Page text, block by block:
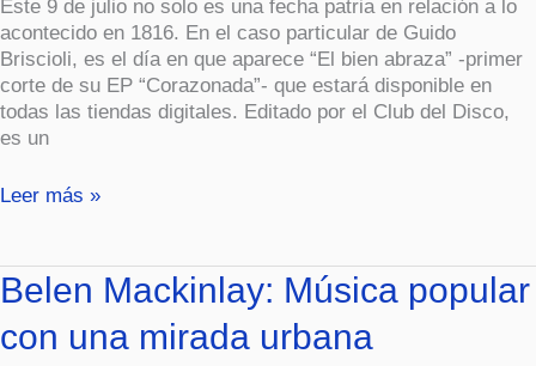
Este 9 de julio no solo es una fecha patria en relación a lo
acontecido en 1816. En el caso particular de Guido
Briscioli, es el día en que aparece “El bien abraza” -primer
corte de su EP “Corazonada”- que estará disponible en
todas las tiendas digitales. Editado por el Club del Disco,
es un
Leer más »
Belen Mackinlay: Música popular
con una mirada urbana
Belen
Mackinlay:
Música